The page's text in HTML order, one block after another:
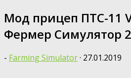
Мод прицеп ПТС-11
Фермер Симулятор
- Farming Simulator· 27.01.2019